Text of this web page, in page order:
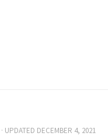
· UPDATED DECEMBER 4, 2021